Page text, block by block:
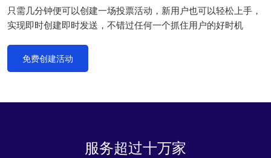
只需几分钟便可以创建一场投票活动，新用户也可以轻松上手，
实现即时创建即时发送，不错过任何一个抓住用户的好时机
免费创建活动
服务超过十万家